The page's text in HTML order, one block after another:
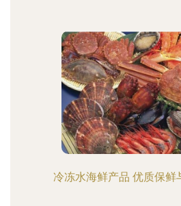
冷冻水海鲜产品 优质保鲜